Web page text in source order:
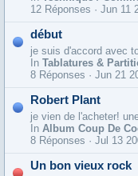
12 Réponses · Jun 11
début
je suis d'accord avec
In Tablatures &
8 Réponses · Jun 21
Robert Plant
je vien de l'acheter!
In Album Coup De
8 Réponses · Jul 13
Un bon vieux rock